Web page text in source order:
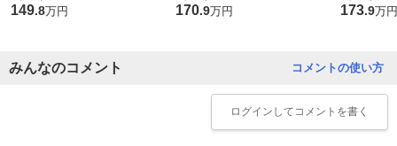
149.8万円 170.9万円 173.9万円
コメントの使い方
みんなのコメント
ログイン してコメントを書く